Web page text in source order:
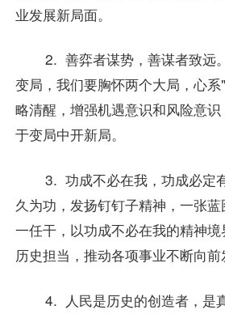
业发展新局面。
2. 善弈者谋势，善谋者致远
变局，我们要胸怀两个大局，心
略清醒，增强机遇意识和风险意识
于变局中开新局。
3. 功成不必在我，功成必定
久为功，发扬钉钉子精神，一张
一任干，以功成不必在我的精神
历史担当，推动各项事业不断向前
4. 人民是历史的创造者，是